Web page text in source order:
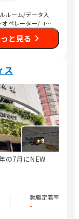
ルーム/データ入
ペレーター/コー
業/その他専門職/清
と見る
ス
+9
の7月にNEW
就職定着率
-